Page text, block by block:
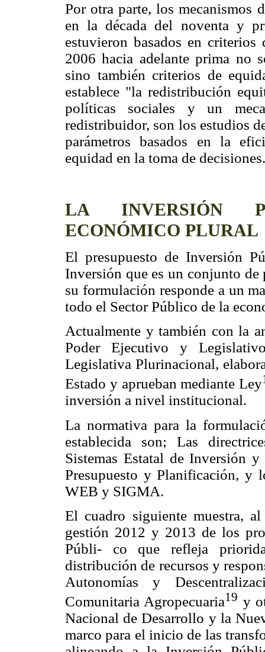
Por otra parte, los mecanismos
en la década del noventa y
estuvieron basados en
2006 hacia adelante prima no
sino también criterios de
establece "la redistribución
políticas sociales y un
redistribuidor, son los estudios
parámetros basados en la
equidad en la toma de decisiones.
LA INVERSIÓN
ECONÓMICO PLURAL
El presupuesto de Inversión
Inversión que es un conjunto
su formulación responde a un
todo el Sector Público de la
Actualmente y también con la
Poder Ejecutivo y
Legislativa Plurinacional,
Estado y aprueban mediante Ley
inversión a nivel institucional.
La normativa para la
establecida son; Las
Sistemas Estatal de Inversión
Presupuesto y Planificación, y
WEB y SIGMA.
El cuadro siguiente muestra,
gestión 2012 y 2013 de los
Públi- co que refleja
distribución de recursos y
Autonomías y
Comunitaria Agropecuaria19 y
Nacional de Desarrollo y la
marco para el inicio de las